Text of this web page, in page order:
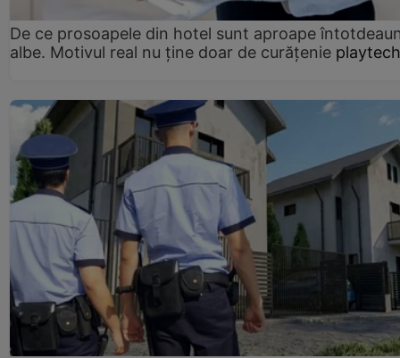
De ce prosoapele din hotel sunt aproape
albe. Motivul real nu ține doar de curățenie